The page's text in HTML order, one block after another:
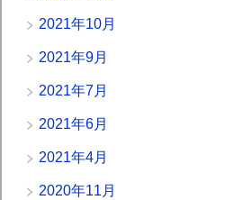
2021年10月
2021年9月
2021年7月
2021年6月
2021年4月
2020年11月